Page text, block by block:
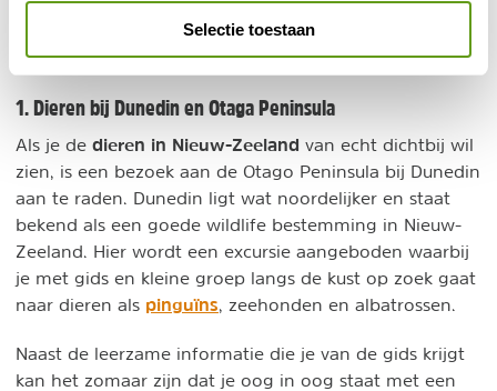
Selectie toestaan
Beste plekken om dieren in Nieuw-Zeeland te
zien
1. Dieren bij Dunedin en Otaga Peninsula
Als je de dieren in Nieuw-Zeeland van echt dichtbij wil
zien, is een bezoek aan de Otago Peninsula bij Dunedin
aan te raden. Dunedin ligt wat noordelijker en staat
bekend als een goede wildlife bestemming in Nieuw-
Zeeland. Hier wordt een excursie aangeboden waarbij
je met gids en kleine groep langs de kust op zoek gaat
naar dieren als pinguïns, zeehonden en albatrossen.
Naast de leerzame informatie die je van de gids krijgt
kan het zomaar zijn dat je oog in oog staat met een